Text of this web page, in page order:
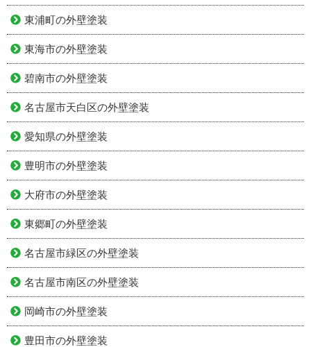
東浦町の外壁塗装
東海市の外壁塗装
碧南市の外壁塗装
名古屋市天白区の外壁塗装
愛知県の外壁塗装
豊明市の外壁塗装
大府市の外壁塗装
東郷町の外壁塗装
名古屋市緑区の外壁塗装
名古屋市南区の外壁塗装
岡崎市の外壁塗装
豊田市の外壁塗装